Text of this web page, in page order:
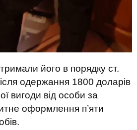
його в порядку ст.
одержання 1800 доларів
вигоди від особи за
оформлення п’яти